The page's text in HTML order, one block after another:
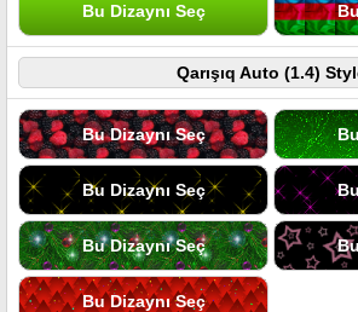
Bu Dizaynı Seç
Qarışıq Auto (1.4)
Bu Dizaynı Seç
Bu Dizaynı Seç
Bu Dizaynı Seç
Bu Dizaynı Seç